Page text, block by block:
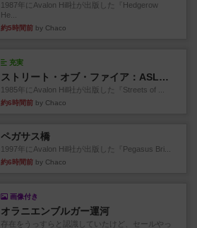
1987年にAvalon Hill社が出版した『Hedgerow
He...
約5時間前 by Chaco
充実
ストリート・オブ・ファイア：ASLデラックスモジュール1
1985年にAvalon Hill社が出版した『Streets of ...
約6時間前 by Chaco
ペガサス橋
1997年にAvalon Hill社が出版した『Pegasus Bri...
約6時間前 by Chaco
画像付き
オラニエンブルガー運河
存在をうっすらと認識していたけど、セールやっ